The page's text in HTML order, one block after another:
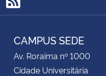
RSS
CAMPUS SEDE
Av. Roraima nº 1000
Cidade Universitária